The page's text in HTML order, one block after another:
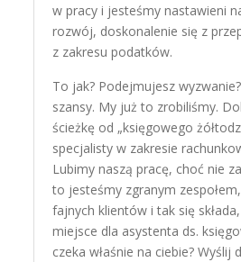
w pracy i jesteśmy nastawieni
rozwój, doskonalenie się z
z zakresu podatków.
To jak? Podejmujesz
szansy. My już to zrobiliśmy.
ścieżkę od „księgowego
specjalisty w zakresie
Lubimy naszą pracę, choć nie
to jesteśmy zgranym
fajnych klientów i tak się
miejsce dla asystenta ds.
czeka właśnie na ciebie? Wyślij